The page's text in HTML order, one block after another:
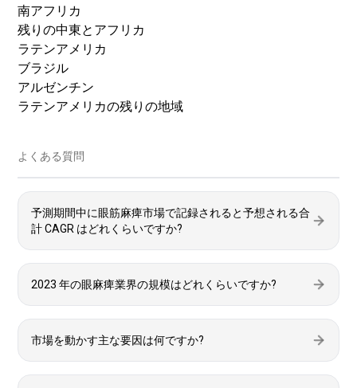
南アフリカ
残りの中東とアフリカ
ラテンアメリカ
ブラジル
アルゼンチン
ラテンアメリカの残りの地域
よくある質問
予測期間中に眼筋麻痺市場で記録されると予想される合
計 CAGR はどれくらいですか?
2023 年の眼麻痺業界の規模はどれくらいですか?
市場を動かす主な要因は何ですか?